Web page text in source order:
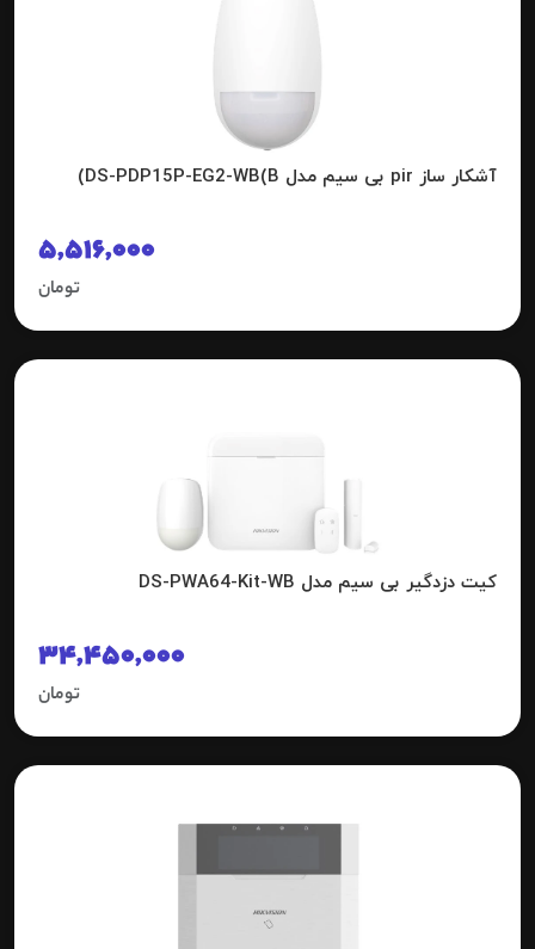
آشکار ساز pir بی سیم مدل DS-PDP15P-EG2-WB(B)
5,516,000
تومان
کیت دزدگیر بی سیم مدل DS-PWA64-Kit-WB
34,450,000
تومان